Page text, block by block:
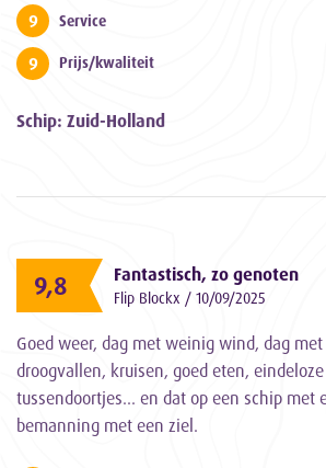
9 Service
9 Prijs/kwaliteit
Schip: Zuid-Holland
9,8 Fantastisch, zo genoten
Flip Blockx / 10/09/2025
Goed weer, dag met weinig wind, dag
droogvallen, kruisen, goed eten,
tussendoortjes... en dat op een schip met
bemanning met een ziel.